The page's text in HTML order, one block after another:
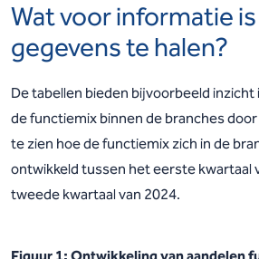
Wat voor informatie
gegevens te halen?
De tabellen bieden bijvoorbeeld inzicht
de functiemix binnen de branches
te zien hoe de functiemix zich in de
ontwikkeld tussen het eerste kwartaal
tweede kwartaal van 2024.